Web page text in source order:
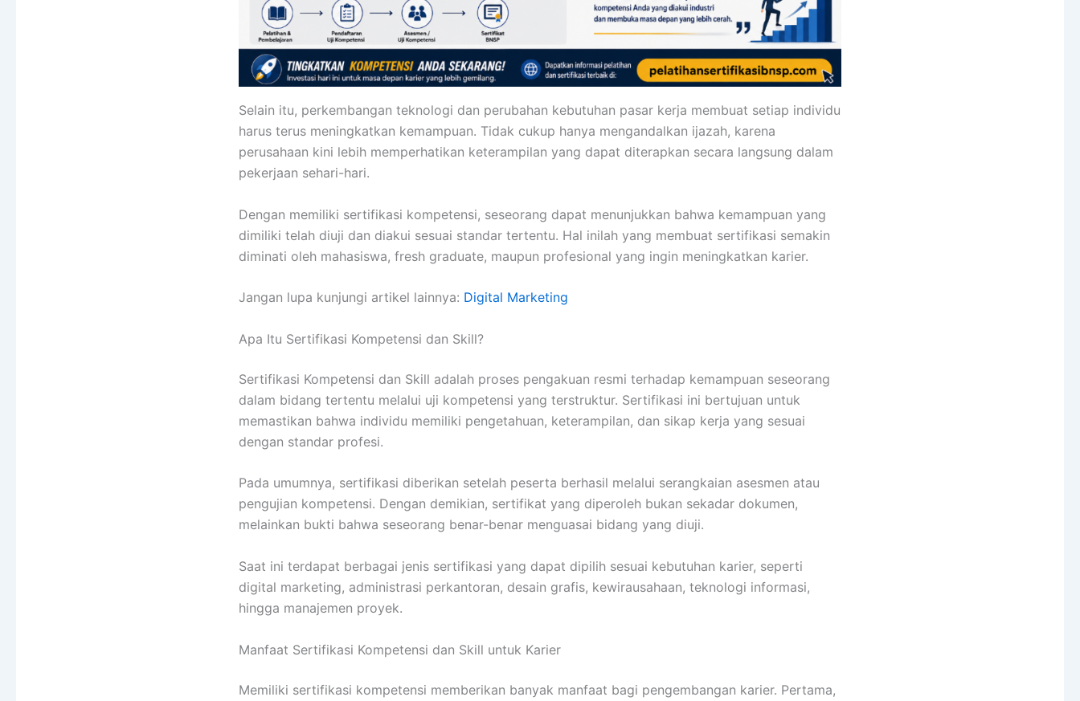
Selain itu, perkembangan teknologi dan perubahan kebutuhan pasar kerja membuat setiap individu
harus terus meningkatkan kemampuan. Tidak cukup hanya mengandalkan ijazah, karena
perusahaan kini lebih memperhatikan keterampilan yang dapat diterapkan secara langsung dalam
pekerjaan sehari-hari.
Dengan memiliki sertifikasi kompetensi, seseorang dapat menunjukkan bahwa kemampuan yang
dimiliki telah diuji dan diakui sesuai standar tertentu. Hal inilah yang membuat sertifikasi semakin
diminati oleh mahasiswa, fresh graduate, maupun profesional yang ingin meningkatkan karier.
Jangan lupa kunjungi artikel lainnya: Digital Marketing
Apa Itu Sertifikasi Kompetensi dan Skill?
Sertifikasi Kompetensi dan Skill adalah proses pengakuan resmi terhadap kemampuan seseorang
dalam bidang tertentu melalui uji kompetensi yang terstruktur. Sertifikasi ini bertujuan untuk
memastikan bahwa individu memiliki pengetahuan, keterampilan, dan sikap kerja yang sesuai
dengan standar profesi.
Pada umumnya, sertifikasi diberikan setelah peserta berhasil melalui serangkaian asesmen atau
pengujian kompetensi. Dengan demikian, sertifikat yang diperoleh bukan sekadar dokumen,
melainkan bukti bahwa seseorang benar-benar menguasai bidang yang diuji.
Saat ini terdapat berbagai jenis sertifikasi yang dapat dipilih sesuai kebutuhan karier, seperti
digital marketing, administrasi perkantoran, desain grafis, kewirausahaan, teknologi informasi,
hingga manajemen proyek.
Manfaat Sertifikasi Kompetensi dan Skill untuk Karier
Memiliki sertifikasi kompetensi memberikan banyak manfaat bagi pengembangan karier. Pertama,